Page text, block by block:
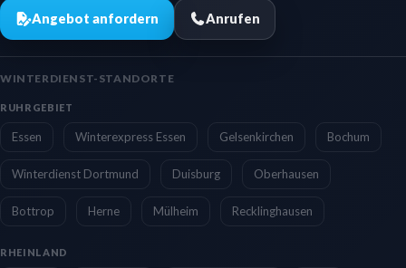
Angebot anfordern Anrufen
WINTERDIENST-STANDORTE
RUHRGEBIET
Essen Winterexpress Essen Gelsenkirchen Bochum
Winterdienst Dortmund Duisburg Oberhausen
Bottrop Herne Mülheim Recklinghausen
RHEINLAND